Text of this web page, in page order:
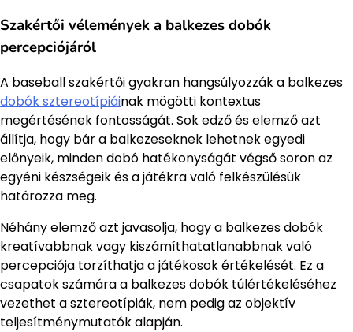
Szakértői vélemények a balkezes dobók
percepciójáról
A baseball szakértői gyakran hangsúlyozzák a balkezes
dobók sztereotípiáinak mögötti kontextus
megértésének fontosságát. Sok edző és elemző azt
állítja, hogy bár a balkezeseknek lehetnek egyedi
előnyeik, minden dobó hatékonyságát végső soron az
egyéni készségeik és a játékra való felkészülésük
határozza meg.
Néhány elemző azt javasolja, hogy a balkezes dobók
kreatívabbnak vagy kiszámíthatatlanabbnak való
percepciója torzíthatja a játékosok értékelését. Ez a
csapatok számára a balkezes dobók túlértékeléséhez
vezethet a sztereotípiák, nem pedig az objektív
teljesítménymutatók alapján.